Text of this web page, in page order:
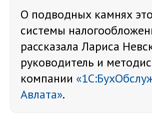
О подводных камнях
системы
рассказала Лариса
руководитель и
компании
Авлата».